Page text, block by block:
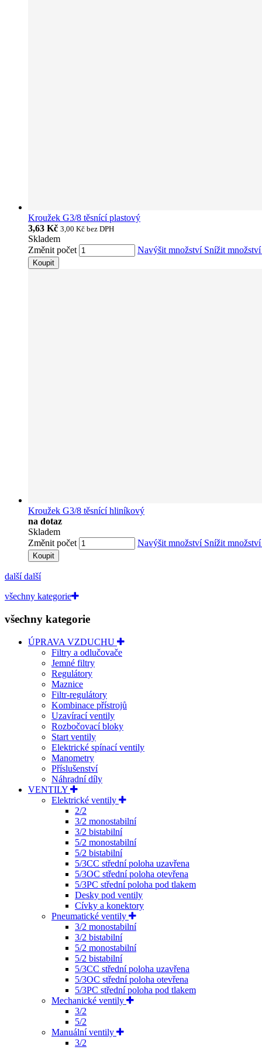
Kroužek G3/8 těsnící plastový
3,63 Kč 3,00 Kč bez DPH
Skladem
Změnit počet
Navýšit množství Snížit
Koupit
Kroužek G3/8 těsnící hliníkový
na dotaz
Skladem
Změnit počet
Navýšit množství Snížit
Koupit
další další
všechny kategorie
všechny kategorie
ÚPRAVA VZDUCHU
Filtry a odlučovače
Jemné filtry
Regulátory
Maznice
Filtr-regulátory
Kombinace přístrojů
Uzavírací ventily
Rozbočovací bloky
Start ventily
Elektrické spínací ventily
Manometry
Příslušenství
Náhradní díly
VENTILY
Elektrické ventily
2/2
3/2 monostabilní
3/2 bistabilní
5/2 monostabilní
5/2 bistabilní
5/3CC střední poloha uzavřena
5/3OC střední poloha otevřena
5/3PC střední poloha pod tlakem
Desky pod ventily
Cívky a konektory
Pneumatické ventily
3/2 monostabilní
3/2 bistabilní
5/2 monostabilní
5/2 bistabilní
5/3CC střední poloha uzavřena
5/3OC střední poloha otevřena
5/3PC střední poloha pod tlakem
Mechanické ventily
3/2
5/2
Manuální ventily
3/2